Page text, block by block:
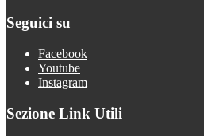
Seguici su
Facebook
Youtube
Instagram
Sezione Link Utili